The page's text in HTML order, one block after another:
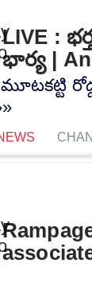
LIVE :
భార్య |